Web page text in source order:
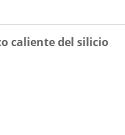
caliente del silicio